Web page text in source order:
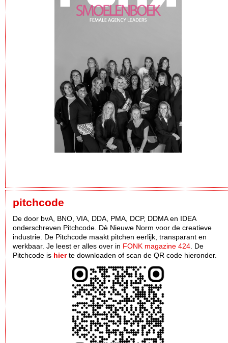
pitchcode
De door bvA, BNO, VIA, DDA, PMA, DCP, DDMA en IDEA
onderschreven Pitchcode. Dè Nieuwe Norm voor de creatieve
industrie. De Pitchcode maakt pitchen eerlijk, transparant en
werkbaar. Je leest er alles over in FONK magazine 424 . De
Pitchcode is hierte downloaden of scan de QR code hieronder.